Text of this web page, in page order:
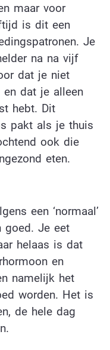
maar voor
is dit een
Je
na na vijf
dat je niet
en dat je alleen
hebt. Dit
pakt als je thuis
ook die
eten.
een ‘normaal’
goed. Je eet
helaas is dat
en
namelijk het
worden. Het is
de hele dag